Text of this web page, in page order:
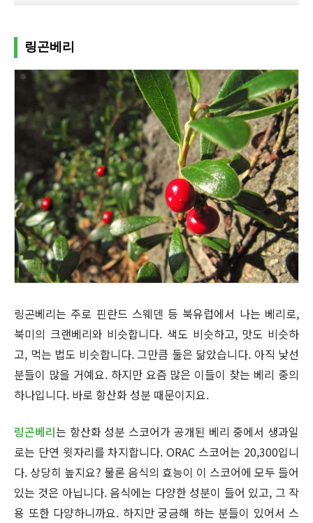
링곤베리
링곤베리는 주로 핀란드 스웨덴 등 북유럽에서 나는 베리로,
북미의 크랜베리와 비슷합니다. 색도 비슷하고, 맛도 비슷하
고, 먹는 법도 비슷합니다. 그만큼 둘은 닮았습니다. 아직 낯선
분들이 많을 거예요. 하지만 요즘 많은 이들이 찾는 베리 중의
하나입니다. 바로 항산화 성분 때문이지요.
링곤베리는 항산화 성분 스코어가 공개된 베리 중에서 생과일
로는 단연 윗자리를 차지합니다. ORAC 스코어는 20,300입니
다. 상당히 높지요? 물론 음식의 효능이 이 스코어에 모두 들어
있는 것은 아닙니다. 음식에는 다양한 성분이 들어 있고, 그 작
용 또한 다양하니까요. 하지만 궁금해 하는 분들이 있어서 스